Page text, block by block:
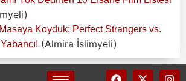
Koyduk: Perfect Strangers vs.
(Almira İslimyeli)